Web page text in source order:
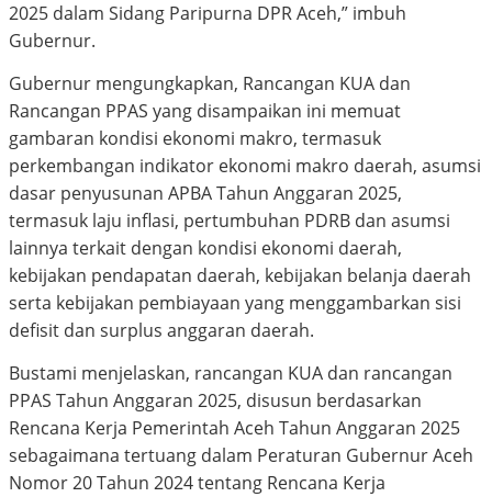
2025 dalam Sidang Paripurna DPR Aceh,” imbuh
Gubernur.
Gubernur mengungkapkan, Rancangan KUA dan
Rancangan PPAS yang disampaikan ini memuat
gambaran kondisi ekonomi makro, termasuk
perkembangan indikator ekonomi makro daerah, asumsi
dasar penyusunan APBA Tahun Anggaran 2025,
termasuk laju inflasi, pertumbuhan PDRB dan asumsi
lainnya terkait dengan kondisi ekonomi daerah,
kebijakan pendapatan daerah, kebijakan belanja daerah
serta kebijakan pembiayaan yang menggambarkan sisi
defisit dan surplus anggaran daerah.
Bustami menjelaskan, rancangan KUA dan rancangan
PPAS Tahun Anggaran 2025, disusun berdasarkan
Rencana Kerja Pemerintah Aceh Tahun Anggaran 2025
sebagaimana tertuang dalam Peraturan Gubernur Aceh
Nomor 20 Tahun 2024 tentang Rencana Kerja